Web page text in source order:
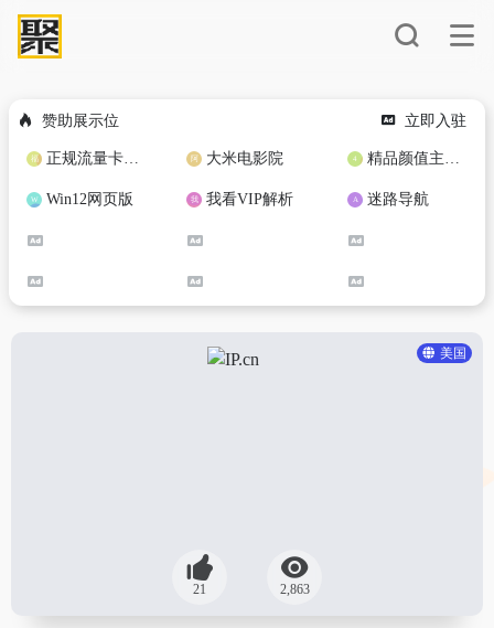
赞助展示位 立即入驻
正规流量卡免费加盟合作 大米电影院 精品颜值主播定制
Win12网页版 我看VIP解析 迷路导航
美国
21 2,863